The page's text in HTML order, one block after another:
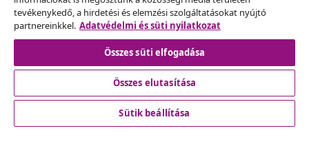
vidaXL
Fedezz fel többet
tevékenykedő, a hirdetési és elemzési szolgáltatásokat nyújtó
partnereinkkel. Adatvédelmi és süti nyilatkozat
Összes süti elfogadása
Összes elutasítása
Sütik beállítása